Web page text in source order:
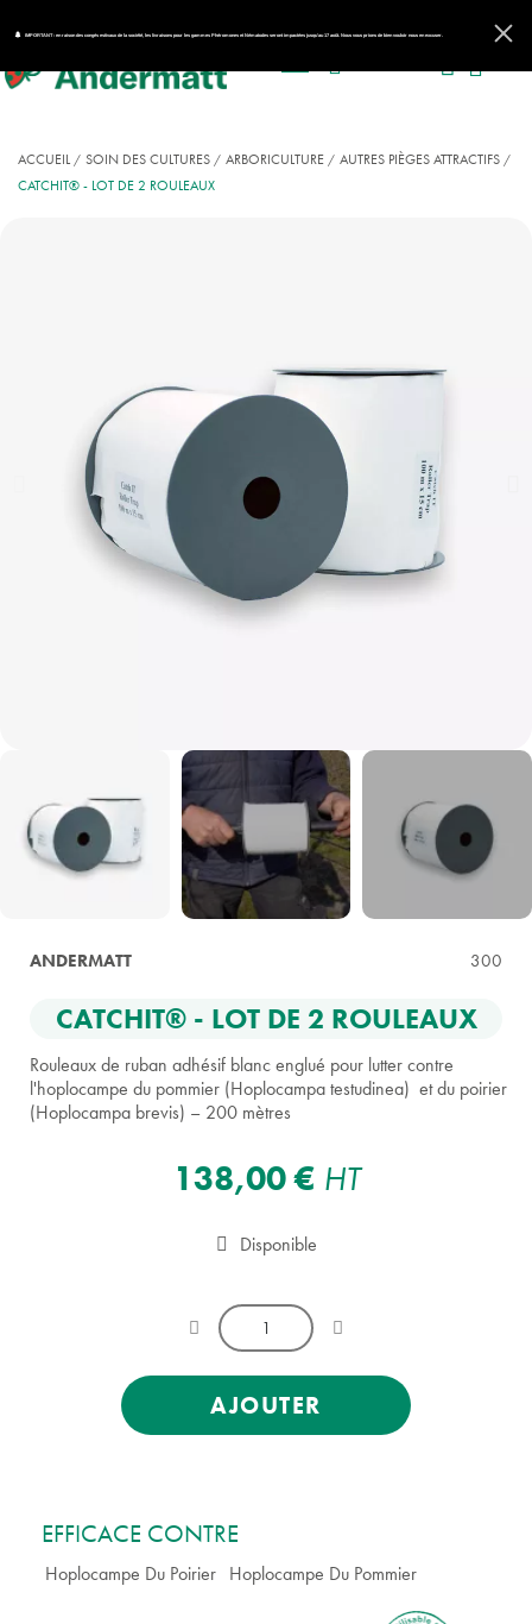
ACCUEIL SOIN DES CULTURES ARBORICULTURE
AUTRES PIÈGES ATTRACTIFS
CATCHIT® - LOT DE 2 ROULEAUX
ANDERMATT 300
CATCHIT® - LOT DE 2 ROULEAUX
Rouleaux de ruban adhésif blanc englué pour lutter contre
l'hoplocampe du pommier (Hoplocampa testudinea) et du poirier
(Hoplocampa brevis) – 200 mètres
138,00 € HT
Disponible
AJOUTER
EFFICACE CONTRE
Hoplocampe Du Poirier Hoplocampe Du Pommier
IMPORTANT : en raison des congés estivaux de la société, les livraisons pour les gammes Phéromones et Nématodes seront impactées jusqu'au 17 août. Nous vous prions de bien vouloir nous en excuser.